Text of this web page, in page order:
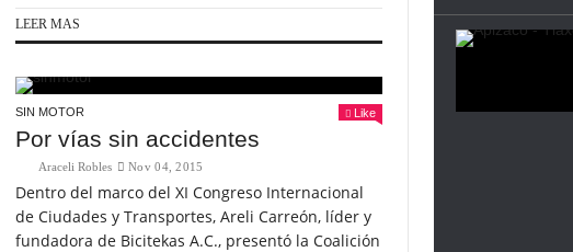
LEER MAS
SIN MOTOR Like
Por vías sin accidentes
Araceli Robles Nov 04, 2015
Dentro del marco del XI Congreso Internacional
de Ciudades y Transportes, Areli Carreón, líder y
fundadora de Bicitekas A.C., presentó la Coalición